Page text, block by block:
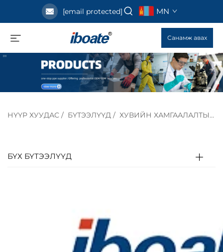
[email protected] MN
Санамж авах
НҮҮР ХУУДАС / БҮТЭЭЛҮҮД / ХУВИЙН ХАМГААЛАЛТЫН ТОНОГ ТӨХӨӨРӨМЖ
БҮХ БҮТЭЭЛҮҮД